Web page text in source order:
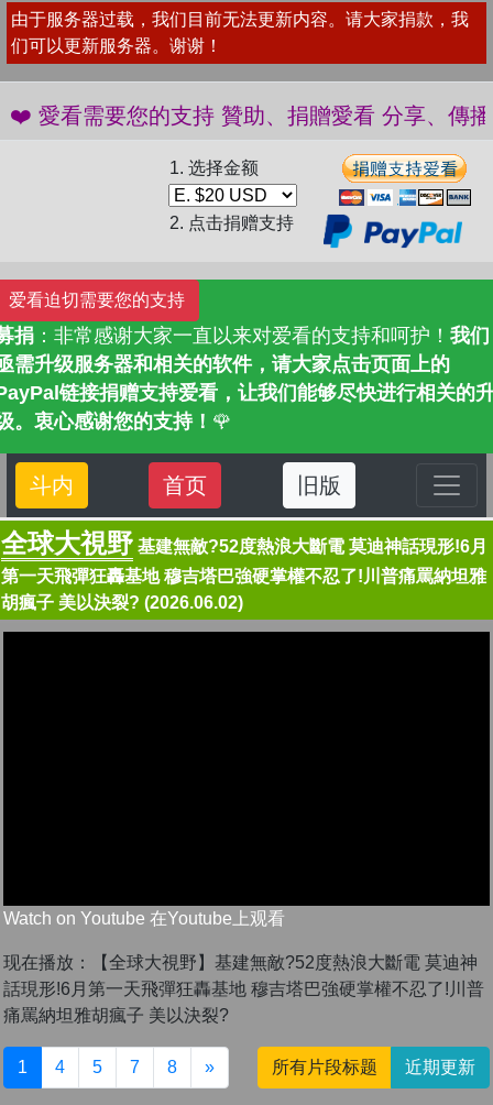
由于服务器过载，我们目前无法更新内容。请大家捐款，我
们可以更新服务器。谢谢！
要您的支持 贊助、捐贈愛看 分享、傳播愛看 ❤️
1. 选择金额
2. 点击捐赠支持
爱看迫切需要您的支持
捐 ：非常感谢大家一直以来对爱看的支持和呵护！ 我们
需升级服务器和相关的软件，请大家点击页面上的
链接捐赠支持爱看，让我们能够尽快进行相关的
。衷心感谢您的支持！ 🌹
斗内 首页 旧版
全球大視野 基建無敵?52度熱浪大斷電 莫迪神話現形!6月
第一天飛彈狂轟基地 穆吉塔巴強硬掌權不忍了!川普痛罵納坦雅
胡瘋子 美以決裂? (2026.06.02)
Watch on Youtube 在Youtube上观看
现在播放：【全球大視野】基建無敵?52度熱浪大斷電 莫迪神
話現形!6月第一天飛彈狂轟基地 穆吉塔巴強硬掌權不忍了!川普
痛罵納坦雅胡瘋子 美以決裂?
1 4 5 7 8 » 所有片段标题 近期更新